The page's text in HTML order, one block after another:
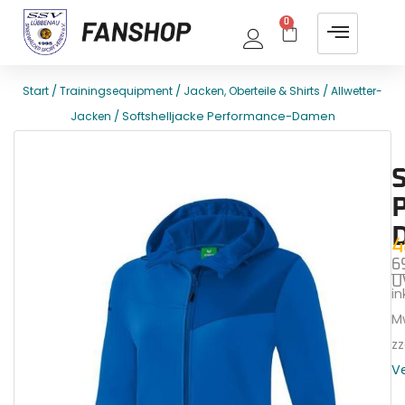
0
Start /Trainingsequipment / Jacken, Oberteile & Shirts /Allwetter-
Jacken / Softshelljacke Performance-Damen